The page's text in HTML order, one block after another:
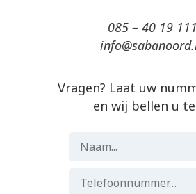
085 – 40 19
Vragen? Laat uw
en wij bellen u